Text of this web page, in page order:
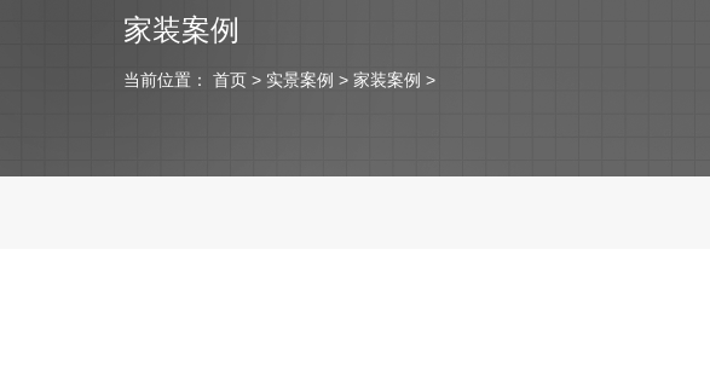
家装案例
当前位置： 首页 > 实景案例 > 家装案例 >